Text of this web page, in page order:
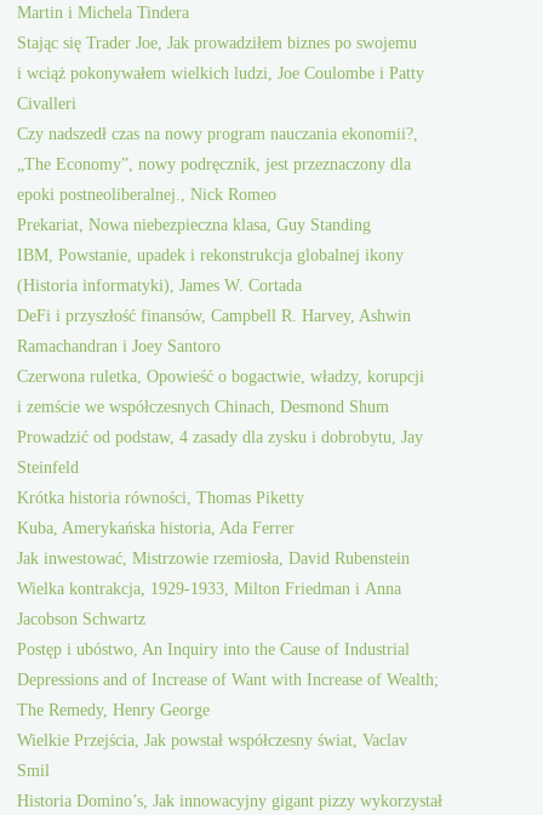
Martin i Michela Tindera
Stając się Trader Joe, Jak prowadziłem biznes po swojemu
i wciąż pokonywałem wielkich ludzi, Joe Coulombe i Patty
Civalleri
Czy nadszedł czas na nowy program nauczania ekonomii?,
„The Economy”, nowy podręcznik, jest przeznaczony dla
epoki postneoliberalnej., Nick Romeo
Prekariat, Nowa niebezpieczna klasa, Guy Standing
IBM, Powstanie, upadek i rekonstrukcja globalnej ikony
(Historia informatyki), James W. Cortada
DeFi i przyszłość finansów, Campbell R. Harvey, Ashwin
Ramachandran i Joey Santoro
Czerwona ruletka, Opowieść o bogactwie, władzy, korupcji
i zemście we współczesnych Chinach, Desmond Shum
Prowadzić od podstaw, 4 zasady dla zysku i dobrobytu, Jay
Steinfeld
Krótka historia równości, Thomas Piketty
Kuba, Amerykańska historia, Ada Ferrer
Jak inwestować, Mistrzowie rzemiosła, David Rubenstein
Wielka kontrakcja, 1929-1933, Milton Friedman i Anna
Jacobson Schwartz
Postęp i ubóstwo, An Inquiry into the Cause of Industrial
Depressions and of Increase of Want with Increase of Wealth;
The Remedy, Henry George
Wielkie Przejścia, Jak powstał współczesny świat, Vaclav
Smil
Historia Domino’s, Jak innowacyjny gigant pizzy wykorzystał